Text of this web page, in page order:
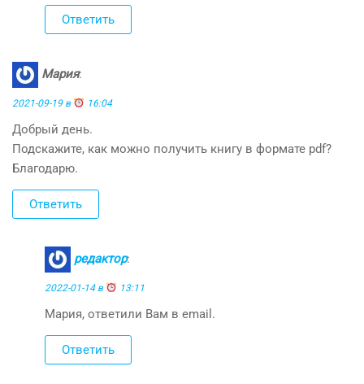
Ответить
Мария:
2021-09-19 в 16:04
Добрый день.
Подскажите, как можно получить книгу в формате pdf?
Благодарю.
Ответить
редактор:
2022-01-14 в 13:11
Мария, ответили Вам в email.
Ответить